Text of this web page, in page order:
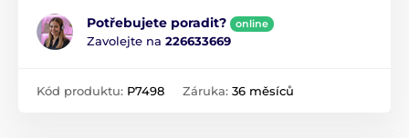
Potřebujete poradit? online
Zavolejte na 226633669
Kód produktu: P7498 Záruka: 36 měsíců